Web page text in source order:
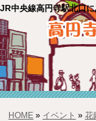
JR中央線高円寺駅北口
HOME » イベント » 花